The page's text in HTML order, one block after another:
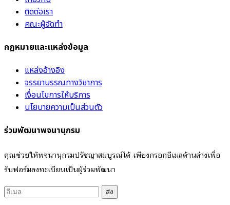
ติดต่อเรา
คณะผู้จัดทำ
กฎหมายและแหล่งข้อมูล
แหล่งอ้างอิง
จรรยาบรรณทางวิชาการ
เงื่อนไขการให้บริการ
นโยบายความเป็นส่วนตัว
ร่วมพัฒนาพจนานุกรม
คุณช่วยให้พจนานุกรมปรัชญาสมบูรณ์ได้ เพียงกรอกอีเมลด้านล่างเพื่อ
รับฟอร์มลงทะเบียนเป็นผู้ร่วมพัฒนา
ส่ง